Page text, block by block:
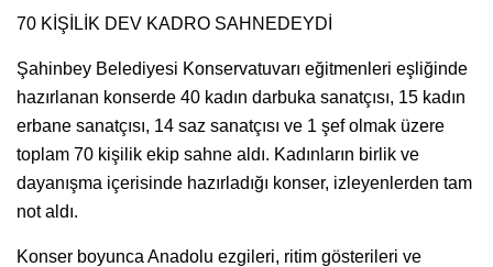
70 KİŞİLİK DEV KADRO SAHNEDEYDİ
Şahinbey Belediyesi Konservatuvarı eğitmenleri eşliğinde
hazırlanan konserde 40 kadın darbuka sanatçısı, 15 kadın
erbane sanatçısı, 14 saz sanatçısı ve 1 şef olmak üzere
toplam 70 kişilik ekip sahne aldı. Kadınların birlik ve
dayanışma içerisinde hazırladığı konser, izleyenlerden tam
not aldı.
Konser boyunca Anadolu ezgileri, ritim gösterileri ve